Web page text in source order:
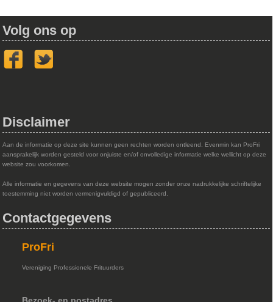
Volg ons op
Disclaimer
Aan de informatie op deze site kunnen geen rechten worden ontleend. Evenmin kan ProFri
aansprakelijk worden gesteld voor onjuiste en/of onvolledige informatie welke wellicht op deze
website zou voorkomen.
Alle informatie en gegevens van deze website mogen zonder onze nadrukkelijke schriftelijke
toestemming niet worden vermenigvuldigd of gepubliceerd.
Contactgegevens
ProFri
Vereniging Professionele Frituurders